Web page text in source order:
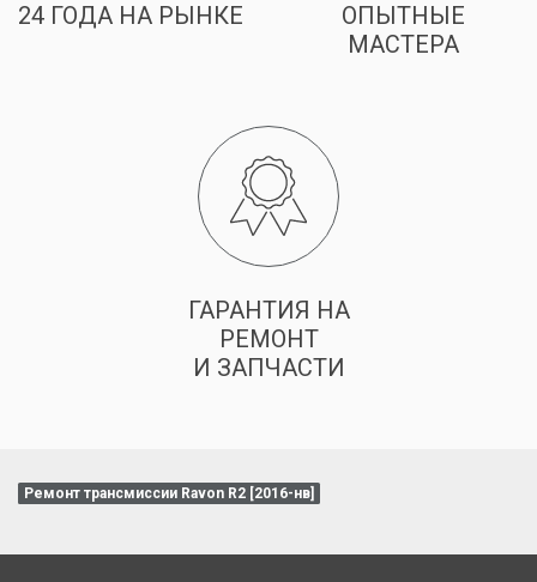
24 ГОДА НА РЫНКЕ
ОПЫТНЫЕ
МАСТЕРА
ГАРАНТИЯ НА
РЕМОНТ
И ЗАПЧАСТИ
Ремонт трансмиссии Ravon R2 [2016-нв]